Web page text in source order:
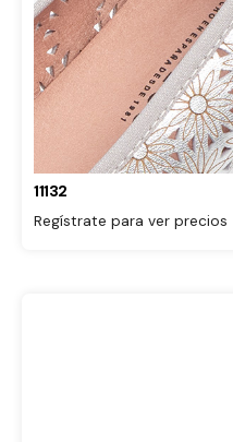
11132
Regístrate para ver precios